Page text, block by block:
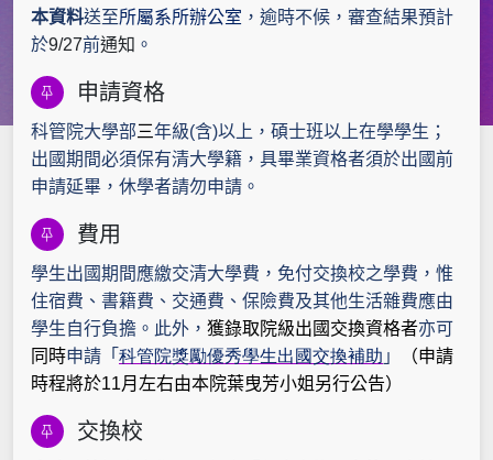
本資料送至所屬系所辦公室 ，逾時不候，審查結果預計
於9/27前通知 。
申請資格
科管院大學部三年級(含)以上，碩士班以上在學學生；
出國期間必須保有清大學籍，具畢業資格者須於出國前
申請延畢，休學者請勿申請。
費用
學生出國期間應繳交清大學費，免付交換校之學費，惟
住宿費、書籍費、交通費、保險費及其他生活雜費應由
學生自行負擔。此外， 獲錄取院級出國交換資格者亦可
同時申請「 科管院獎勵優秀學生出國交換補助 」
（申請
時程將於11月左右由本院葉曳芳小姐另行公告）
交換校